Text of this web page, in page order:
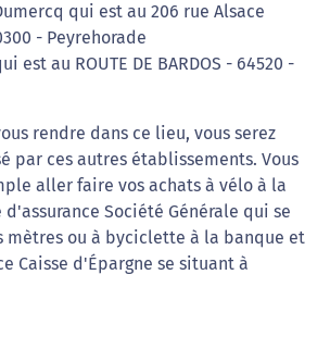
qui est au 206 rue Alsace
- Peyrehorade
est au ROUTE DE BARDOS - 64520 -
rendre dans ce lieu, vous serez
par ces autres établissements. Vous
aller faire vos achats à vélo à la
Société Générale qui se
mètres ou à byciclette à la banque et
Caisse d'Épargne se situant à